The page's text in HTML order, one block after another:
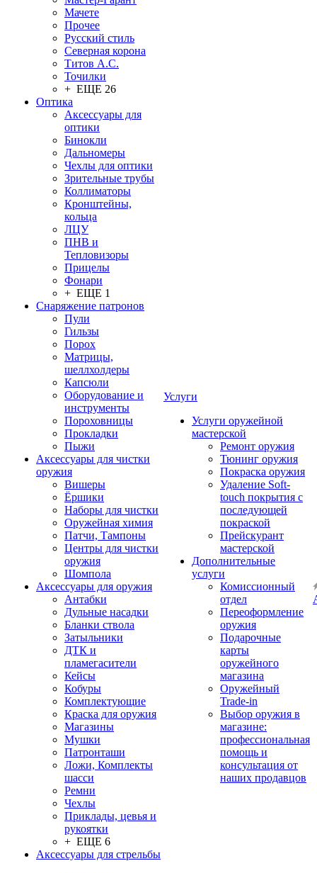
Мачете
Прочее
Русский стиль
Северная корона
Титов А.С.
Точилки
+ ЕЩЕ 26
Оптика
Аксессуары для
оптики
Бинокли
Дальномеры
Чехлы для оптики
Зрительные трубы
Коллиматоры
Кронштейны,
кольца
ЛЦУ
ПНВ и
Тепловизоры
Прицелы
Фонари
+ ЕЩЕ 1
Снаряжение патронов
Пули
Гильзы
Порох
Матрицы,
шеллхолдеры
Капсюли
Оборудование и
инструменты
Пороховницы
Прокладки
Пыжи
Аксессуары для чистки
оружия
Вишеры
Ёршики
Наборы для чистки
Оружейная химия
Патчи, Тампоны
Центры для чистки
оружия
Шомпола
Аксессуары для оружия
Антабки
Дульные насадки
Бланки ствола
Затыльники
ДТК и
пламегасители
Кейсы
Кобуры
Комплектующие
Краска для оружия
Магазины
Мушки
Патронташи
Ложи, Комплекты
шасси
Ремни
Чехлы
Приклады, цевья и
рукоятки
+ ЕЩЕ 6
Аксессуары для стрельбы
Услуги
Услуги оружейной
мастерской
Ремонт оружия
Тюнинг оружия
Покраска оружия
Удаление Soft-
touch покрытия с
последующей
покраской
Прейскурант
мастерской
Дополнительные
услуги
Комиссионный
отдел
Переоформление
оружия
Подарочные
карты
оружейного
магазина
Оружейный
Trade-in
Выбор оружия в
магазине:
профессиональная
помощь и
консультация от
наших продавцов